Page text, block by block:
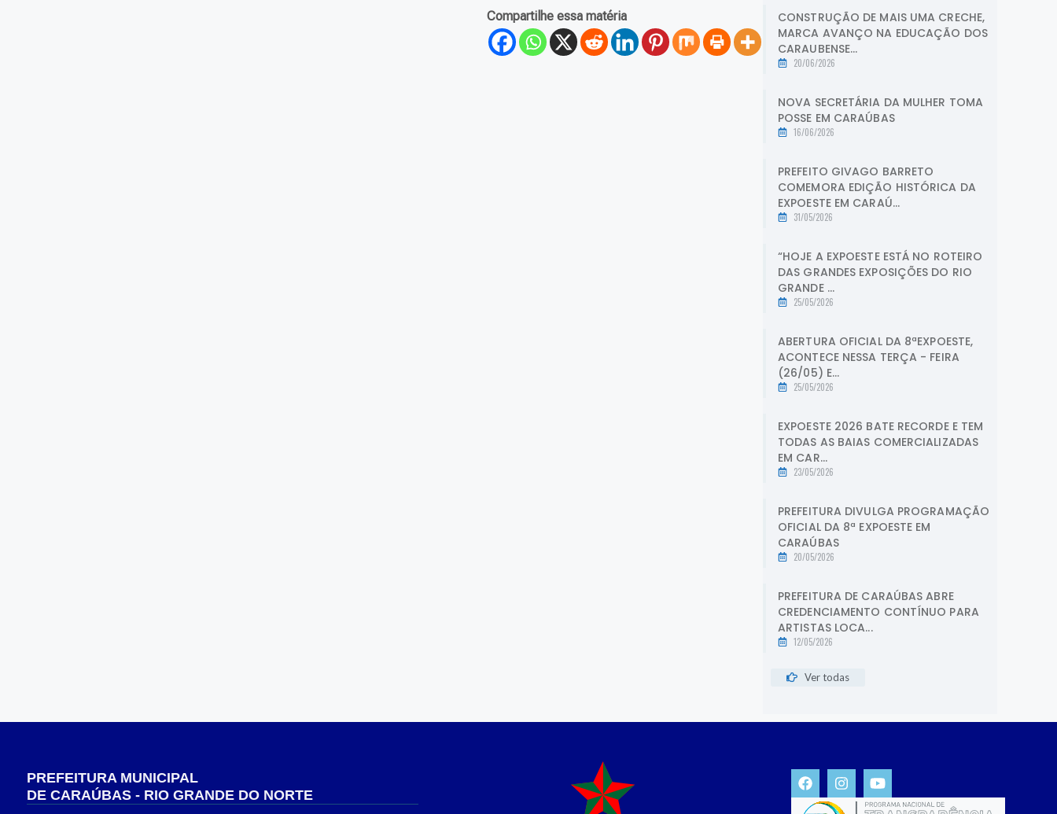
Compartilhe essa matéria
CONSTRUÇÃO DE MAIS UMA CRECHE,
MARCA AVANÇO NA EDUCAÇÃO DOS
CARAUBENSE...
20/06/2026
NOVA SECRETÁRIA DA MULHER TOMA
POSSE EM CARAÚBAS
16/06/2026
PREFEITO GIVAGO BARRETO
COMEMORA EDIÇÃO HISTÓRICA DA
EXPOESTE EM CARAÚ...
31/05/2026
“HOJE A EXPOESTE ESTÁ NO ROTEIRO
DAS GRANDES EXPOSIÇÕES DO RIO
GRANDE ...
25/05/2026
ABERTURA OFICIAL DA 8ªEXPOESTE,
ACONTECE NESSA TERÇA - FEIRA
(26/05) E...
25/05/2026
EXPOESTE 2026 BATE RECORDE E TEM
TODAS AS BAIAS COMERCIALIZADAS
EM CAR...
23/05/2026
PREFEITURA DIVULGA PROGRAMAÇÃO
OFICIAL DA 8ª EXPOESTE EM
CARAÚBAS
20/05/2026
PREFEITURA DE CARAÚBAS ABRE
CREDENCIAMENTO CONTÍNUO PARA
ARTISTAS LOCA...
12/05/2026
Ver todas
PREFEITURA MUNICIPAL
DE CARAÚBAS - RIO GRANDE DO NORTE